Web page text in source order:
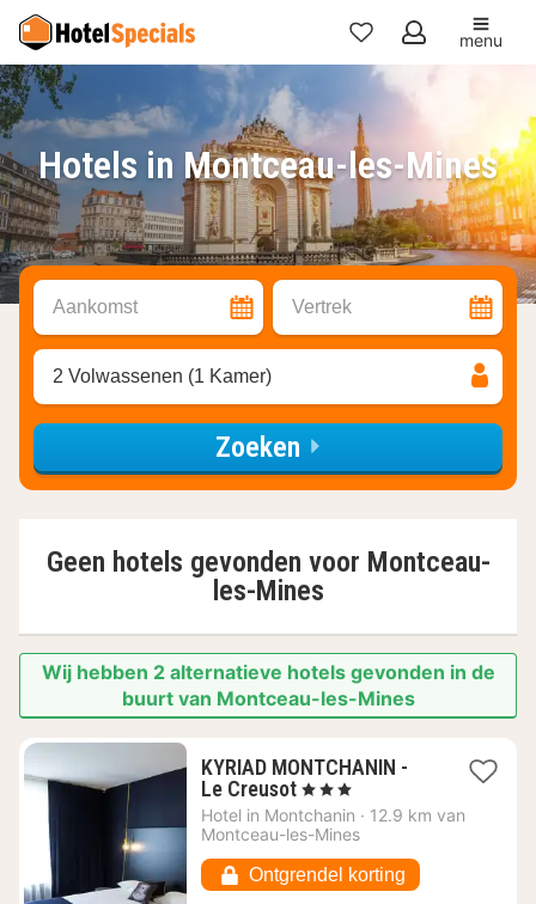
Mijn
favorieten
menu
Hotels in Montceau-les-Mines
Aankomst Vertrek
2 Volwassenen (1 Kamer)
Zoeken
Geen hotels gevonden voor Montceau-
les-Mines
Wij hebben 2 alternatieve hotels gevonden in de
buurt van Montceau-les-Mines
KYRIAD MONTCHANIN -
Le Creusot1
nacht
vanaf
64,88
, 3 Sterren
Hotel in Montchanin · 12.9 km van
Montceau-les-Mines
Ontgrendel korting